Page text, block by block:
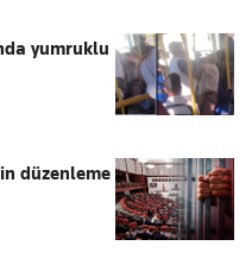
yumruklu
düzenleme